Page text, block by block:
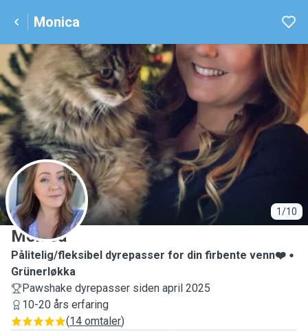
Monica
1/10
M
Monica
Pålitelig/fleksibel dyrepasser for din firbente venn❤️
Grünerløkka
Pawshake dyrepasser siden april 2025
10-20 års erfaring
(14 omtaler)